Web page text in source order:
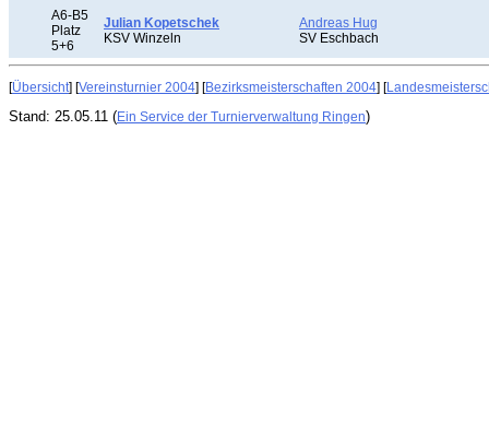
A6-B5
Platz
5+6
Julian Kopetschek
KSV Winzeln
Andreas Hug
SV Eschbach
[Übersicht] [Vereinsturnier 2004] [Bezirksmeisterschaften 2004] [
Stand: 25.05.11 (Ein Service der Turnierverwaltung Ringen)